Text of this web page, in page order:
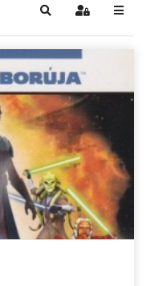
Keresés